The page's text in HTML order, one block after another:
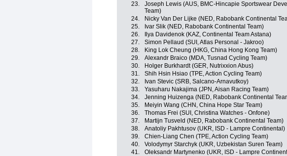
23.
Joseph Lewis (AUS, BMC-Hincapie Sportswear
Team)
24. Nicky Van Der Lijke (NED, Rabobank Continental
25.
Ivar Slik (NED, Rabobank Continental Team)
26.
Ilya Davidenok (KAZ, Continental Team Astana)
27.
Simon Pellaud (SUI, Atlas Personal - Jakroo)
28.
King Lok Cheung (HKG, China Hong Kong Team)
29.
Alexandr Braico (MDA, Tusnad Cycling Team)
30.
Holger Burkhardt (GER, Nutrixxion Abus)
31.
Shih Hsin Hsiao (TPE, Action Cycling Team)
32.
Ivan Stevic (SRB, Salcano-Arnavutkoy)
33.
Yasuharu Nakajima (JPN, Aisan Racing Team)
34.
Jenning Huizenga (NED, Rabobank Continental
35.
Meiyin Wang (CHN, China Hope Star Team)
36.
Thomas Frei (SUI, Christina Watches - Onfone)
37.
Martijn Tusveld (NED, Rabobank Continental Team)
38.
Anatoliy Pakhtusov (UKR, ISD - Lampre Continental)
39.
Chien-Liang Chen (TPE, Action Cycling Team)
40.
Volodymyr Starchyk (UKR, Uzbekistan Suren Team)
41.
Oleksandr Martynenko (UKR, ISD - Lampre